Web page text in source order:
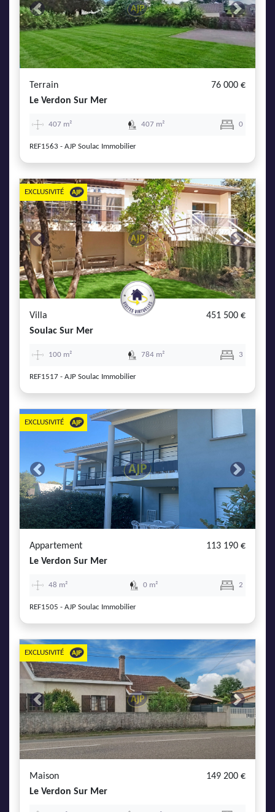
Previous Next
Terrain
76 000 €
Le Verdon Sur Mer
407 m² 407 m² 0
REF1563 - AJP Soulac Immobilier
Previous Next
EXCLUSIVITÉ
Villa
451 500 €
Soulac Sur Mer
100 m² 784 m² 3
REF1517 - AJP Soulac Immobilier
Previous Next
EXCLUSIVITÉ
Appartement
113 190 €
Le Verdon Sur Mer
48 m² 0 m² 2
REF1505 - AJP Soulac Immobilier
Previous Next
EXCLUSIVITÉ
Maison
149 200 €
Le Verdon Sur Mer